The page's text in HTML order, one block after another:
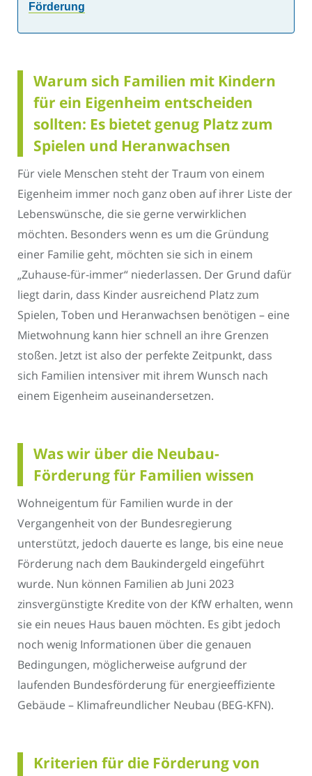
Förderung
Warum sich Familien mit Kindern
für ein Eigenheim entscheiden
sollten: Es bietet genug Platz zum
Spielen und Heranwachsen
Für viele Menschen steht der Traum von einem
Eigenheim immer noch ganz oben auf ihrer Liste der
Lebenswünsche, die sie gerne verwirklichen
möchten. Besonders wenn es um die Gründung
einer Familie geht, möchten sie sich in einem
„Zuhause-für-immer“ niederlassen. Der Grund dafür
liegt darin, dass Kinder ausreichend Platz zum
Spielen, Toben und Heranwachsen benötigen – eine
Mietwohnung kann hier schnell an ihre Grenzen
stoßen. Jetzt ist also der perfekte Zeitpunkt, dass
sich Familien intensiver mit ihrem Wunsch nach
einem Eigenheim auseinandersetzen.
Was wir über die Neubau-
Förderung für Familien wissen
Wohneigentum für Familien wurde in der
Vergangenheit von der Bundesregierung
unterstützt, jedoch dauerte es lange, bis eine neue
Förderung nach dem Baukindergeld eingeführt
wurde. Nun können Familien ab Juni 2023
zinsvergünstigte Kredite von der KfW erhalten, wenn
sie ein neues Haus bauen möchten. Es gibt jedoch
noch wenig Informationen über die genauen
Bedingungen, möglicherweise aufgrund der
laufenden Bundesförderung für energieeffiziente
Gebäude – Klimafreundlicher Neubau (BEG-KFN).
Kriterien für die Förderung von